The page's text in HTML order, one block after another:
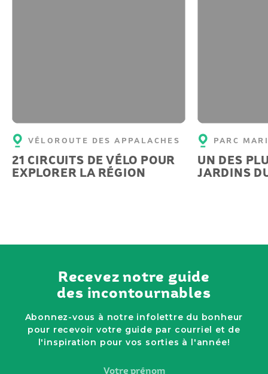
VÉLOROUTE DES APPALACHES
21 CIRCUITS DE VÉLO POUR
EXPLORER LA RÉGION
PARC
UN DES
JARDINS
Recevez notre guide
des incontournables
Abonnez-vous à notre infolettre du bonheur
pour recevoir votre guide par courriel et de
l'inspiration pour vos sorties à l'année!